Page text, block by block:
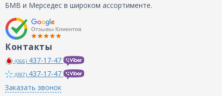
БМВ и Мерседес в широком ассортименте.
Контакты
(066) 437-17-47
(097) 437-17-47
Заказать звонок